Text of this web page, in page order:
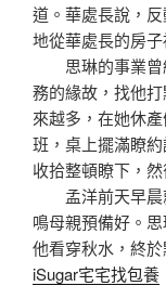
道。華處長說，
地從華處長的房
思琳的事業曾
務的緣故，找他
來越多，在她休
班，桌上擺滿瞭
收拾整頓瞭下，
孟洋前天早晨
鳴母親預備好。
他看穿秋水，終
iSugar宅宅找包養